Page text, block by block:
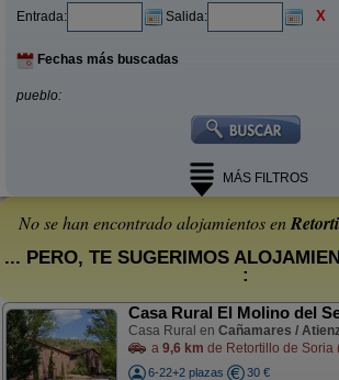
Entrada: Salida: X
Fechas más buscadas
pueblo:
MÁS FILTROS
No se han encontrado alojamientos en
... PERO, TE SUGERIMOS
:
Casa Rural El Molino del
Casa Rural en Cañamares /
a 9,6 km de Retortillo de Soria
6-22+2 plazas
30 €